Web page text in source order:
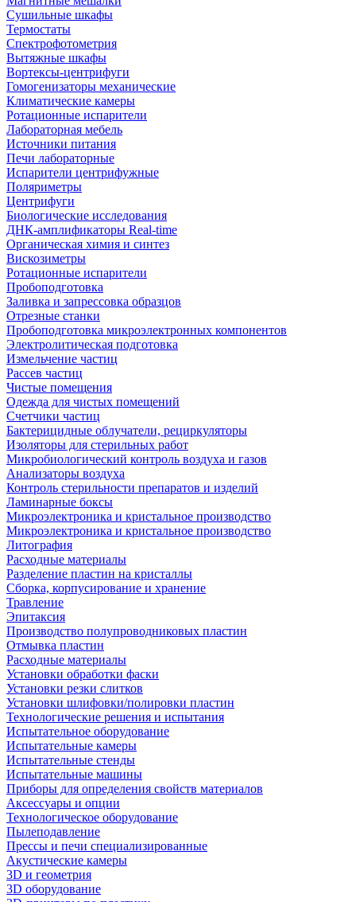
Сушильные шкафы
Термостаты
Спектрофотометрия
Вытяжные шкафы
Вортексы-центрифуги
Гомогенизаторы механические
Климатические камеры
Ротационные испарители
Лабораторная мебель
Источники питания
Печи лабораторные
Испарители центрифужные
Поляриметры
Центрифуги
Биологические исследования
ДНК-амплификаторы Real-time
Органическая химия и синтез
Вискозиметры
Ротационные испарители
Пробоподготовка
Заливка и запрессовка образцов
Отрезные станки
Пробоподготовка микроэлектронных компонентов
Электролитическая подготовка
Измельчение частиц
Рассев частиц
Чистые помещения
Одежда для чистых помещений
Счетчики частиц
Бактерицидные облучатели, рециркуляторы
Изоляторы для стерильных работ
Микробиологический контроль воздуха и газов
Анализаторы воздуха
Контроль стерильности препаратов и изделий
Ламинарные боксы
Микроэлектроника и кристальное производство
Микроэлектроника и кристальное производство
Литография
Расходные материалы
Разделение пластин на кристаллы
Сборка, корпусирование и хранение
Травление
Эпитаксия
Производство полупроводниковых пластин
Отмывка пластин
Расходные материалы
Установки обработки фаски
Установки резки слитков
Установки шлифовки/полировки пластин
Технологические решения и испытания
Испытательное оборудование
Испытательные камеры
Испытательные стенды
Испытательные машины
Приборы для определения свойств материалов
Аксессуары и опции
Технологическое оборудование
Пылеподавление
Прессы и печи специализированные
Акустические камеры
3D и геометрия
3D оборудование